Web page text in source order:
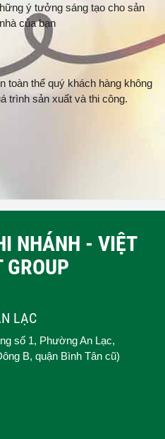
ý tưởng sáng tạo cho sản
của bạn
toàn thể quý khách hàng không
trình sản xuất và thi công.
NHÁNH - VIỆT
GROUP
LẠC
số 1, Phường An Lạc,
B, quận Bình Tân cũ)